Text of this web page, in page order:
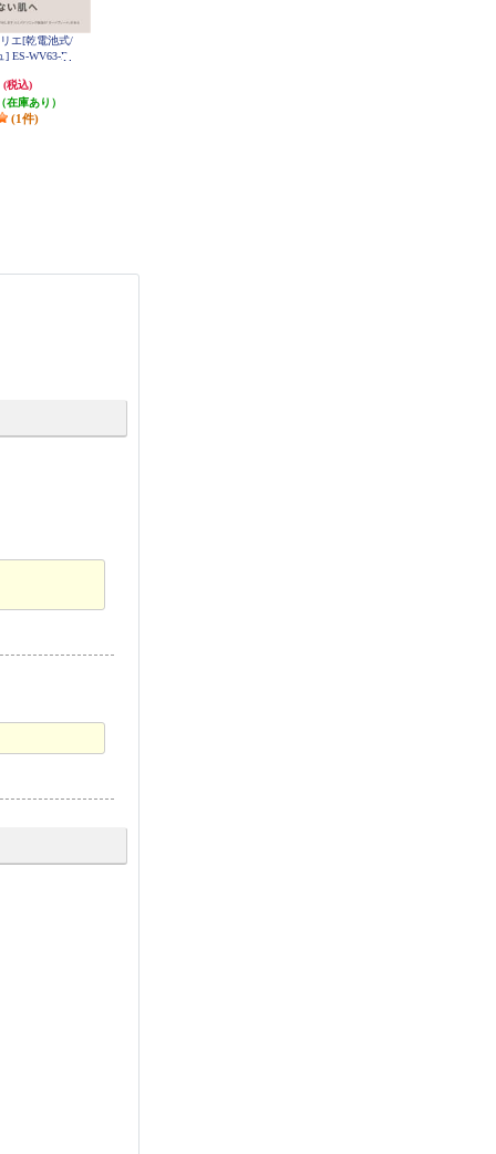
リエ[乾電池式/
] ES-WV63-E
(税込)
在庫あり）
(1件)